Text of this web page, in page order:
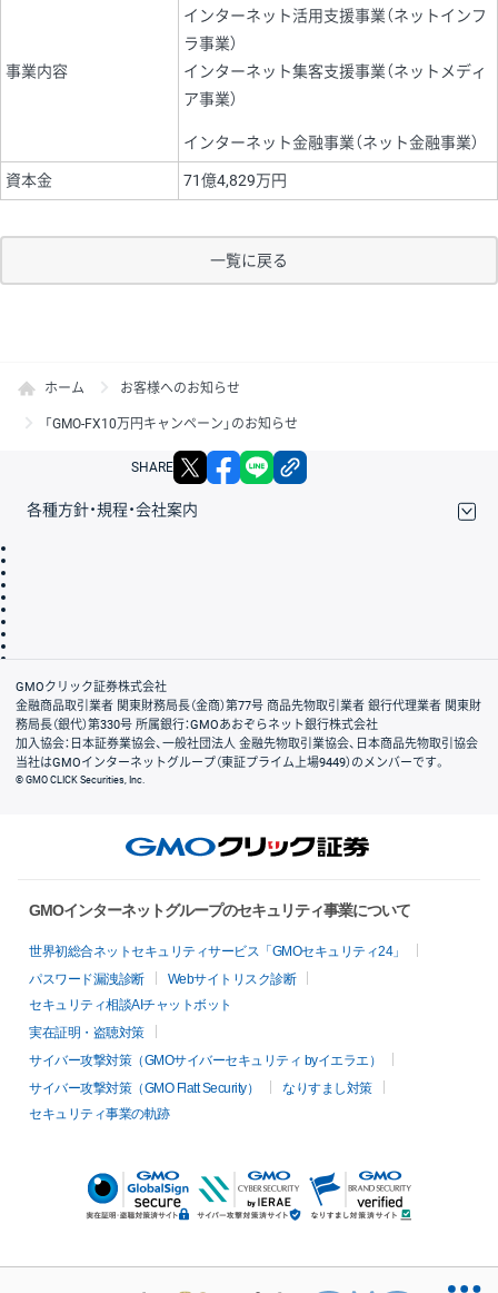
事業内容
インターネット活用支援事業（ネットインフ
ラ事業）
インターネット集客支援事業（ネットメディ
ア事業）
インターネット金融事業（ネット金融事業）
資本金 71億4,829万円
一覧に戻る
ホーム お客様へのお知らせ
「GMO-FX10万円キャンペーン」のお知らせ
SHARE X facebook
各種方針・規程・会社案内
会社案内
GMOクリック証券株式会社
金融商品取引業者 関東財務局長（金商）第77号 商品先物取引業者 銀行代理業者 関東財
務局長（銀代）第330号 所属銀行：GMOあおぞらネット銀行株式会社
加入協会：日本証券業協会、一般社団法人 金融先物取引業協会、日本商品先物取引協会
当社はGMOインターネットグループ（東証プライム上場9449）のメンバーです。
© GMO CLICK Securities, Inc.
GMOインターネットグループのセキュリティ事業について
世界初総合ネットセキュリティサービス「GMOセキュリティ24」
パスワード漏洩診断
Webサイトリスク診断
セキュリティ相談AIチャットボット
実在証明・盗聴対策
サイバー攻撃対策（GMOサイバーセキュリティ byイエラエ）
サイバー攻撃対策（GMO Flatt Security）
なりすまし対策
セキュリティ事業の軌跡